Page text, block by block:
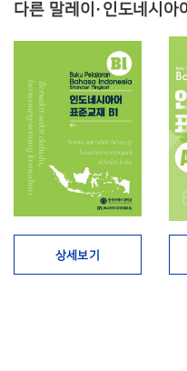
다른 말레이·인도네시아
상세보기